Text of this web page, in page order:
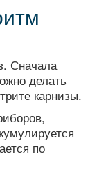
Сначала
делать
карнизы.
по